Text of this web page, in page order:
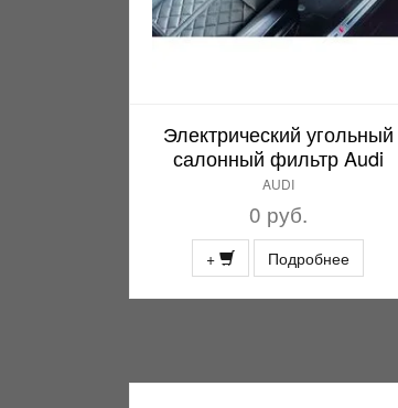
Электрический угольный
салонный фильтр Audi
AUDI
0 руб.
+ Подробнее